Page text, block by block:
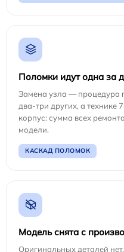
Поломки идут одна за
Замена узла — процедура
два-три других, а технике
корпус: сумма всех
модели.
КАСКАД ПОЛОМОК
Модель снята с
Оригинальных деталей